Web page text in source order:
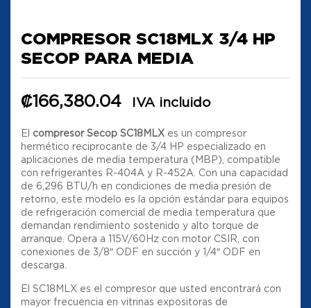
COMPRESOR SC18MLX 3/4 HP
SECOP PARA MEDIA
₡166,380.04 IVA incluido
El compresor Secop SC18MLX es un compresor
hermético reciprocante de 3/4 HP especializado en
aplicaciones de media temperatura (MBP), compatible
con refrigerantes R-404A y R-452A. Con una capacidad
de 6,296 BTU/h en condiciones de media presión de
retorno, este modelo es la opción estándar para equipos
de refrigeración comercial de media temperatura que
demandan rendimiento sostenido y alto torque de
arranque. Opera a 115V/60Hz con motor CSIR, con
conexiones de 3/8″ ODF en succión y 1/4″ ODF en
descarga.
El SC18MLX es el compresor que usted encontrará con
mayor frecuencia en vitrinas expositoras de